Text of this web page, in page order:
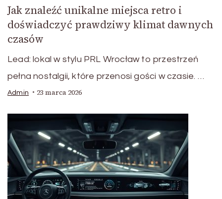
Jak znaleźć unikalne miejsca retro i
doświadczyć prawdziwy klimat dawnych
czasów
Lead: lokal w stylu PRL Wrocław to przestrzeń
pełna nostalgii, które przenosi gości w czasie. …
Admin 23 marca 2026